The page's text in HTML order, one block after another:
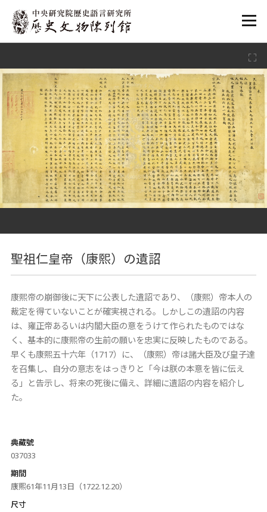
:::
聖祖仁皇帝（康熙）の遺詔
康熙帝の崩御後に天下に公表した遺詔であり、（康熙）帝本人の
裁定を得ていないことが確実視される。しかしこの遺詔の内容
は、雍正帝あるいは内閣大臣の意をうけて作られたものではな
く、基本的に康熙帝の生前の願いを忠実に反映したものである。
早くも康熙五十六年（1717）に、（康熙）帝は諸大臣及び皇子達
を召集し、自分の意志をはっきりと「今は朕の本意を皆に伝え
る」と告示し、将来の死後に備え、詳細に遺詔の内容を紹介し
た。
典藏號
037033
期間
康熙61年11月13日（1722.12.20）
尺寸